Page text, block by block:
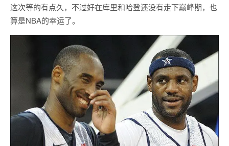
这次等的有点久，不过好在库里和哈登还没有走下巅峰期，也
算是NBA的幸运了。